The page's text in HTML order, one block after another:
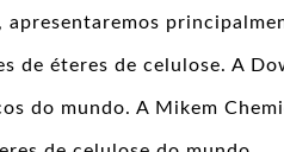
apresentaremos
de éteres de celulose. A
do mundo. A Mikem